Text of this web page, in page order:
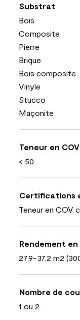
Substrat
Bois
Composite
Pierre
Brique
Bois composite
Vinyle
Stucco
Maçonite
Teneur en COV
< 50
Certifications
Teneur en COV
Rendement
27,9-37,2 m2
Nombre de
1 ou 2